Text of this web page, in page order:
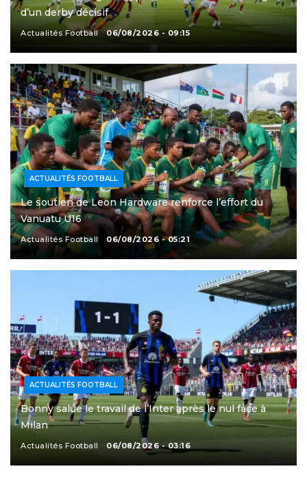
d’un derby décisif
Actualités Football 06/08/2026 - 09:15
ACTUALITÉS FOOTBALL
Le soutien de Leon Hardware renforce l’effort du
Vanuatu U16
Actualités Football 06/08/2026 - 05:21
ACTUALITÉS FOOTBALL
Bonny salue le travail de l’Inter après le nul face à
Milan
Actualités Football 06/08/2026 - 03:16